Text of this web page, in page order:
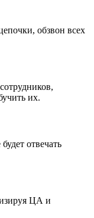
обзвон всех
их.
отвечать
ЦА и